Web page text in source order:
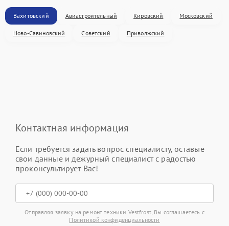
Вахитовский Авиастроительный Кировский Московский
Ново-Савиновский Советский Приволжский
Контактная информация
Если требуется задать вопрос специалисту, оставьте
свои данные и дежурный специалист с радостью
проконсультирует Вас!
Отправляя заявку на ремонт техники Vestfrost, Вы соглашаетесь с
Политикой конфиденциальности